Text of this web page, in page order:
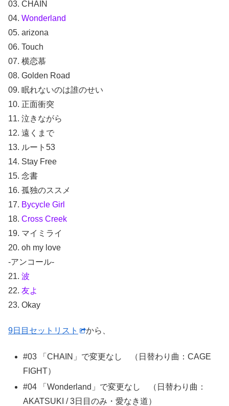
03. CHAIN
04. Wonderland
05. arizona
06. Touch
07. 横恋慕
08. Golden Road
09. 眠れないのは誰のせい
10. 正面衝突
11. 泣きながら
12. 遠くまで
13. ルート53
14. Stay Free
15. 念書
16. 孤独のススメ
17. Bycycle Girl
18. Cross Creek
19. マイミライ
20. oh my love
-アンコール-
21. 波
22. 友よ
23. Okay
9日目セットリスト から、
#03 「CHAIN」で変更なし （日替わり曲：CAGE
FIGHT）
#04 「Wonderland」で変更なし （日替わり曲：
AKATSUKI / 3日目のみ・愛なき道）